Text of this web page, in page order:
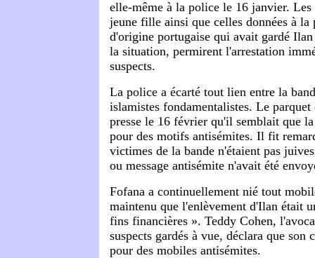
elle-même à la police le 16 janvier.
jeune fille ainsi que celles données à la
d'origine portugaise qui avait gardé
la situation, permirent l'arrestation
suspects.
La police a écarté tout lien entre la
islamistes fondamentalistes. Le
presse le 16 février qu'il semblait que
pour des motifs antisémites. Il fit
victimes de la bande n'étaient pas
ou message antisémite n'avait été
Fofana a continuellement nié tout
maintenu que l'enlèvement d'Ilan était
fins financières ». Teddy Cohen,
suspects gardés à vue, déclara que son
pour des mobiles antisémites.